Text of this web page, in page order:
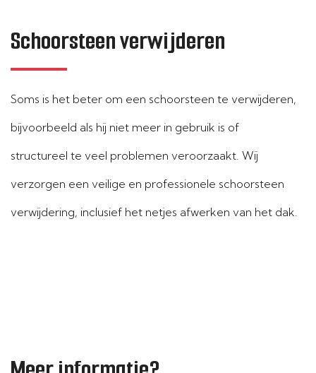
Schoorsteen verwijderen
Soms is het beter om een schoorsteen te verwijderen,
bijvoorbeeld als hij niet meer in gebruik is of
structureel te veel problemen veroorzaakt. Wij
verzorgen een veilige en professionele schoorsteen
verwijdering, inclusief het netjes afwerken van het dak.